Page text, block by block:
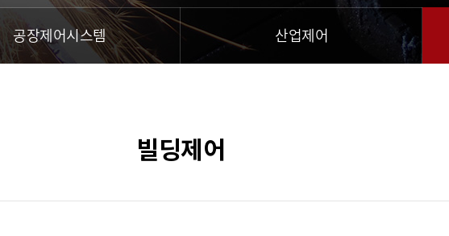
공장제어시스템 산업제어
빌딩제어